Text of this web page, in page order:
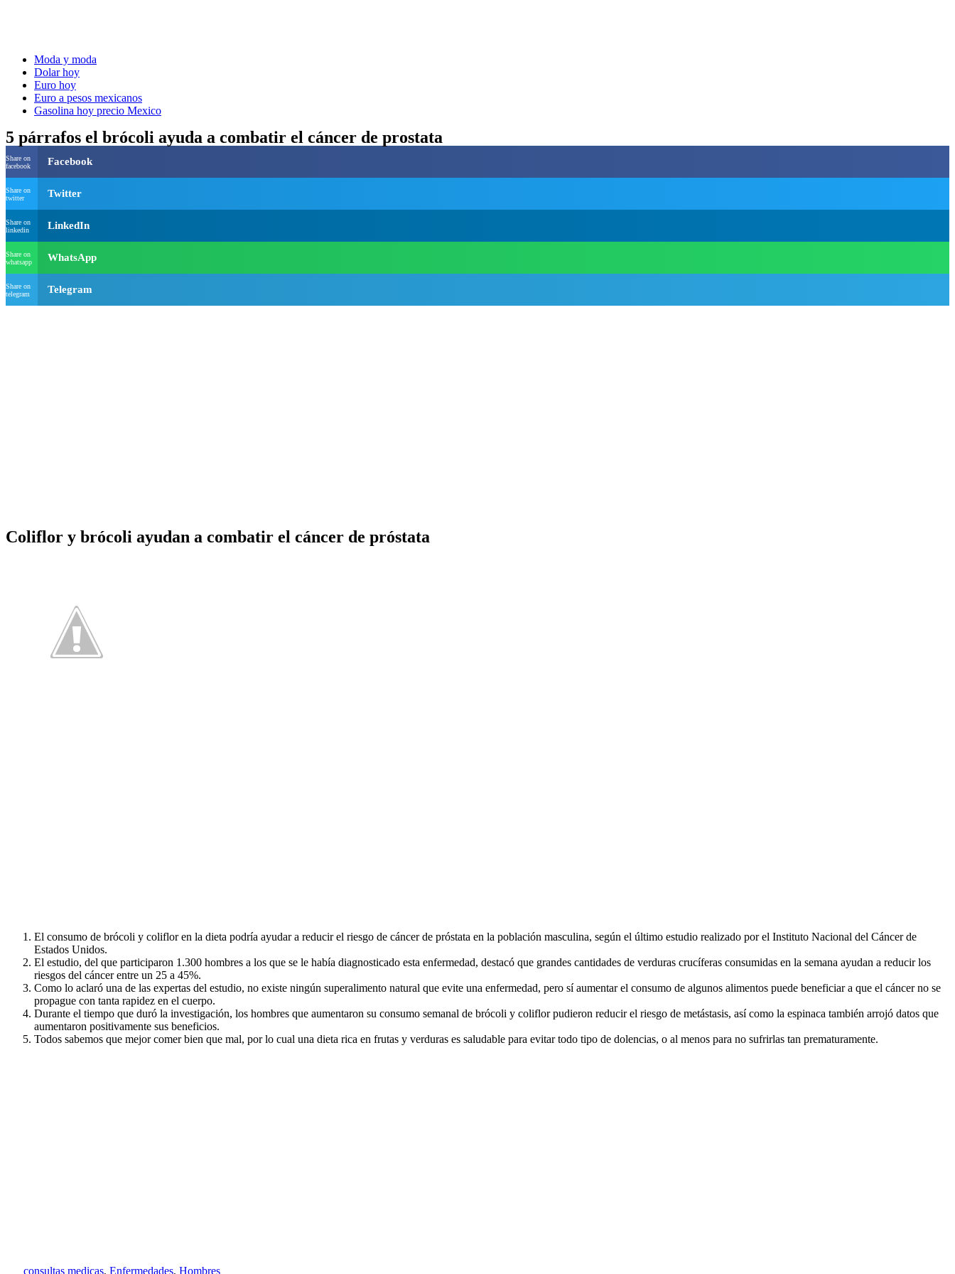
Moda y moda
Dolar hoy
Euro hoy
Euro a pesos mexicanos
Gasolina hoy precio Mexico
5 párrafos el brócoli ayuda a combatir el cáncer de prostata
Share on
facebook
Facebook
Share on
twitter
Twitter
Share on
linkedin
LinkedIn
Share on
whatsapp
WhatsApp
Share on
telegram
Telegram
Coliflor y brócoli ayudan a combatir el cáncer de próstata
El consumo de brócoli y coliflor en la dieta podría ayudar a reducir el riesgo de cáncer de próstata en la población masculina, según el último estudio realizado por el Instituto Nacional del Cáncer de
Estados Unidos.
El estudio, del que participaron 1.300 hombres a los que se le había diagnosticado esta enfermedad, destacó que grandes cantidades de verduras crucíferas consumidas en la semana ayudan a reducir los
riesgos del cáncer entre un 25 a 45%.
Como lo aclaró una de las expertas del estudio, no existe ningún superalimento natural que evite una enfermedad, pero sí aumentar el consumo de algunos alimentos puede beneficiar a que el cáncer no se
propague con tanta rapidez en el cuerpo.
Durante el tiempo que duró la investigación, los hombres que aumentaron su consumo semanal de brócoli y coliflor pudieron reducir el riesgo de metástasis, así como la espinaca también arrojó datos que
aumentaron positivamente sus beneficios.
Todos sabemos que mejor comer bien que mal, por lo cual una dieta rica en frutas y verduras es saludable para evitar todo tipo de dolencias, o al menos para no sufrirlas tan prematuramente.
consultas medicas, Enfermedades, Hombres